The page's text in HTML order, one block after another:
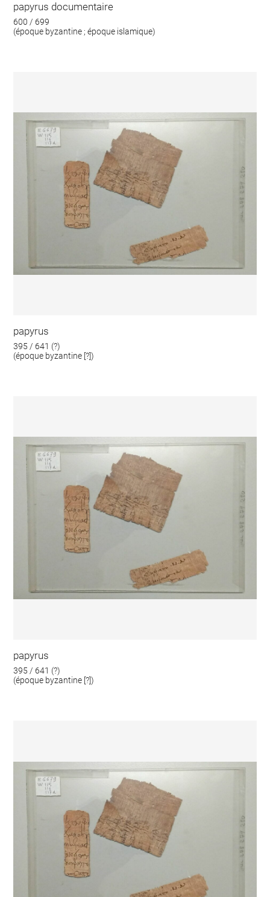
papyrus documentaire
600 / 699
(époque byzantine ; époque islamique)
papyrus
395 / 641 (?)
(époque byzantine [?])
papyrus
395 / 641 (?)
(époque byzantine [?])